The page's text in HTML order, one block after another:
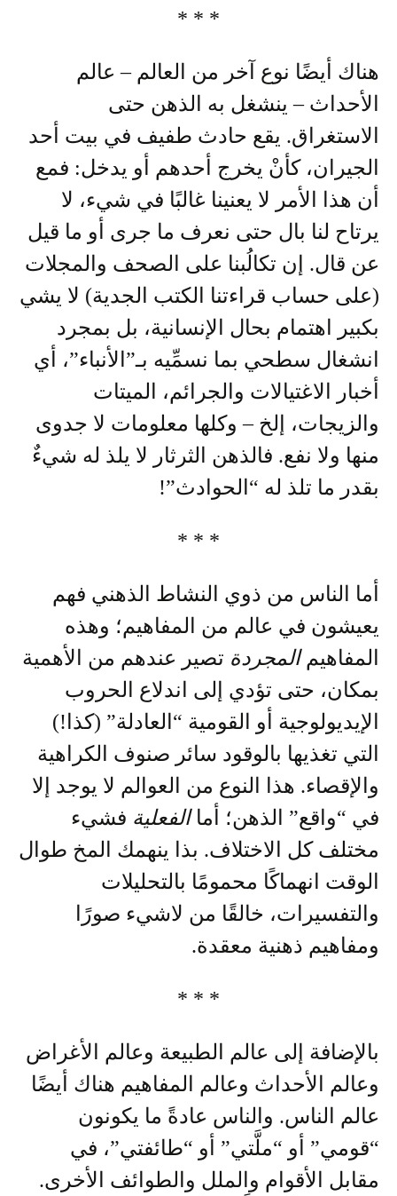
* * *
هناك أيضًا نوع آخر من العالم – عالم
الأحداث – ينشغل به الذهن حتى
الاستغراق. يقع حادث طفيف في بيت أحد
الجيران، كأنْ يخرج أحدهم أو يدخل: فمع
أن هذا الأمر لا يعنينا غالبًا في شيء، لا
يرتاح لنا بال حتى نعرف ما جرى أو ما قيل
عن قال. إن تكالُبنا على الصحف والمجلات
(على حساب قراءتنا الكتب الجدية) لا يشي
بكبير اهتمام بحال الإنسانية، بل بمجرد
انشغال سطحي بما نسمِّيه بـ”الأنباء”، أي
أخبار الاغتيالات والجرائم، الميتات
والزيجات، إلخ – وكلها معلومات لا جدوى
منها ولا نفع. فالذهن الثرثار لا يلذ له شيءٌ
بقدر ما تلذ له “الحوادث”!
* * *
أما الناس من ذوي النشاط الذهني فهم
يعيشون في عالم من المفاهيم؛ وهذه
المفاهيمالمجردة تصير عندهم من الأهمية
بمكان، حتى تؤدي إلى اندلاع الحروب
الإيديولوجية أو القومية “العادلة” (كذا!)
التي تغذيها بالوقود سائر صنوف الكراهية
والإقصاء. هذا النوع من العوالم لا يوجد إلا
في “واقع” الذهن؛ أماالفعلية فشيء
مختلف كل الاختلاف. بذا ينهمك المخ طوال
الوقت انهماكًا محمومًا بالتحليلات
والتفسيرات، خالقًا من لاشيء صورًا
ومفاهيم ذهنية معقدة.
* * *
بالإضافة إلى عالم الطبيعة وعالم الأغراض
وعالم الأحداث وعالم المفاهيم هناك أيضًا
عالم الناس. والناس عادةً ما يكونون
“قومي” أو “ملَّتي” أو “طائفتي”، في
مقابل الأقوام والملل والطوائف الأخرى.